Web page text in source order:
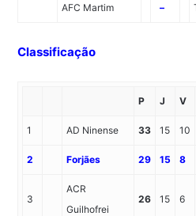
AFC Martim –
Classificação
P J V
1 AD Ninense 33 15 10
2 Forjães 29 15 8
3
ACR
Guilhofrei
26 15 6